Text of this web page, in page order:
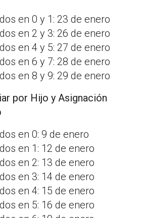
en 0 y 1: 23 de enero
en 2 y 3: 26 de enero
en 4 y 5: 27 de enero
en 6 y 7: 28 de enero
en 8 y 9: 29 de enero
por Hijo y Asignación
en 0: 9 de enero
en 1: 12 de enero
en 2: 13 de enero
en 3: 14 de enero
en 4: 15 de enero
en 5: 16 de enero